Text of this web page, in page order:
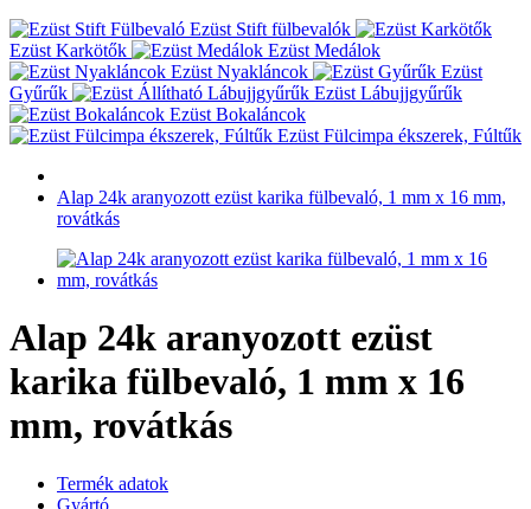
Ezüst Stift fülbevalók
Ezüst Karkötők
Ezüst Medálok
Ezüst Nyakláncok
Ezüst
Gyűrűk
Ezüst Lábujjgyűrűk
Ezüst Bokaláncok
Ezüst Fülcimpa ékszerek, Fúltűk
Alap 24k aranyozott ezüst karika fülbevaló, 1 mm x 16 mm,
rovátkás
Alap 24k aranyozott ezüst
karika fülbevaló, 1 mm x 16
mm, rovátkás
Termék adatok
Gyártó